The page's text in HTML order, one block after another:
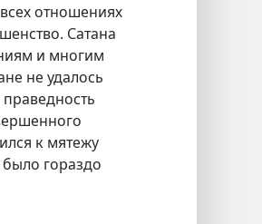
отношениях
Сатана
и многим
не удалось
к мятежу
гораздо